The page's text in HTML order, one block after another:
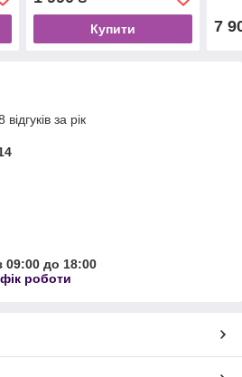
Купити 7
за рік
09:00 до 18:00
роботи